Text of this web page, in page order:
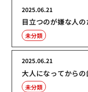
目立つのが嫌な人
2025.06.21
未分類
大人になってから
2025.06.21
未分類